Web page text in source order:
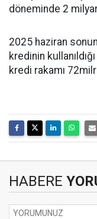
döneminde 2
2025 haziran
kredinin
kredi rakamı
HABERE